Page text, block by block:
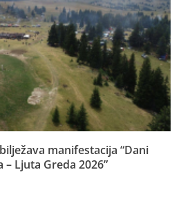
manifestacija “Dani
Ljuta Greda 2026”